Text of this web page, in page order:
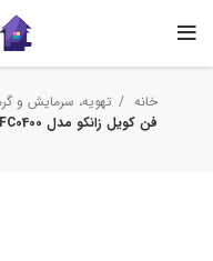
خانه تهویه، سرمایش و
فن کویل زانکو مدل SDFC0400 ظرفیت 300 فوت مکعب بر دقیقه